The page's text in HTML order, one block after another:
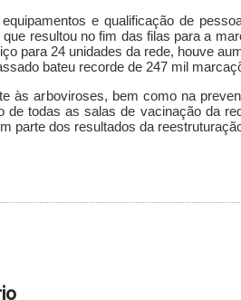
e qualificação de
resultou no fim das filas para a
para 24 unidades da rede, houve
bateu recorde de 247 mil
às arboviroses, bem como na
de todas as salas de vacinação da
parte dos resultados da